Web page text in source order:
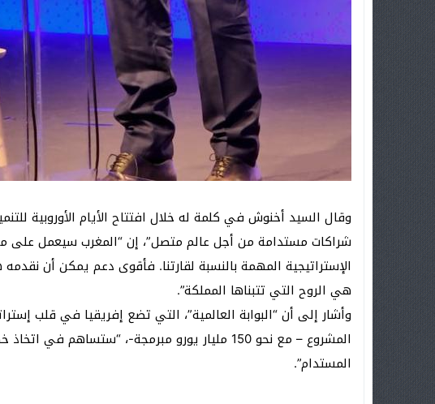
وقال السيد أخنوش في كلمة له خلال افتتاح الأيام الأوروبية
شراكات مستدامة من أجل عالم متصل”، إن “المغرب سيعمل على
الإستراتيجية المهمة بالنسبة لقارتنا. فأقوى دعم يمكن أن
هي الروح التي تتبناها المملكة”.
وأشار إلى أن “البوابة العالمية”، التي تضع إفريقيا في قلب
المشروع – مع نحو 150 مليار يورو مبرمجة-،
المستدام”.